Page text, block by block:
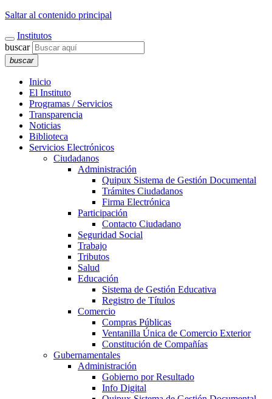
Saltar al contenido principal
Institutos
buscar
buscar
Inicio
El Instituto
Programas / Servicios
Transparencia
Noticias
Biblioteca
Servicios Electrónicos
Ciudadanos
Administración
Quipux Sistema de Gestión Documental
Trámites Ciudadanos
Firma Electrónica
Participación
Contacto Ciudadano
Seguridad Social
Trabajo
Tributos
Salud
Educación
Sistema de Gestión Educativa
Registro de Títulos
Comercio
Compras Públicas
Ventanilla Única de Comercio Exterior
Constitución de Compañías
Gubernamentales
Administración
Gobierno por Resultado
Info Digital